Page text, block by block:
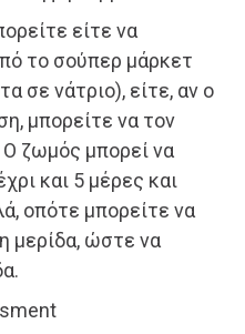
είτε να
το σούπερ μάρκετ
σε νάτριο), είτε, αν ο
μπορείτε να τον
Ο ζωμός μπορεί να
και 5 μέρες και
οπότε μπορείτε να
μερίδα, ώστε να